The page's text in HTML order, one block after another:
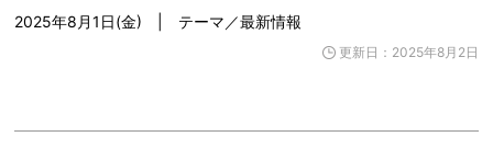
2025年8月1日(金) | テーマ／最新情報
更新日：2025年8月2日